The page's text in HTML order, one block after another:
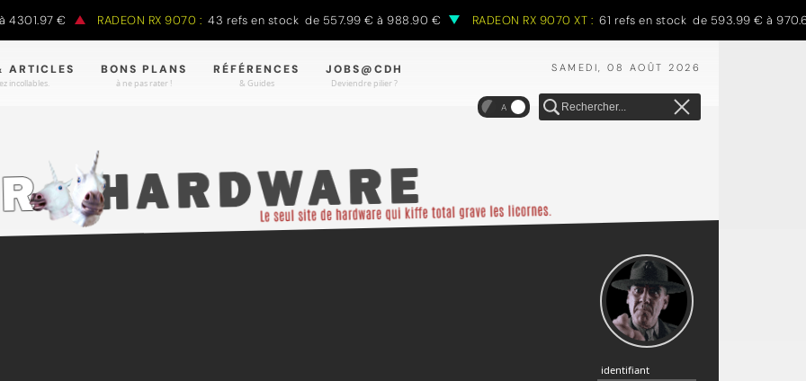
€ RADEON RX 9070 : 43 refs en stock de 557.99 € à 988.90 € RADEON RX 9070 XT : 61 refs en stock de 593.99 € à 970.68 €
SAMEDI, 08 AOÛT 2026
ARTICLES
incollables.
BONS PLANS
à ne pas rater !
RÉFÉRENCES
& Guides
JOBS@CDH
Deviendre pilier ?
A
identifiant
identifiant